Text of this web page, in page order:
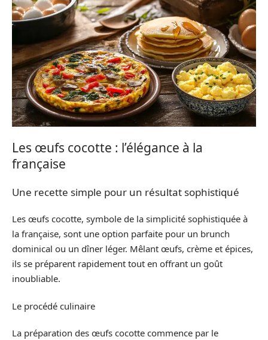
Les œufs cocotte : l’élégance à la
française
Une recette simple pour un résultat sophistiqué
Les œufs cocotte, symbole de la simplicité sophistiquée à
la française, sont une option parfaite pour un brunch
dominical ou un dîner léger. Mêlant œufs, crème et épices,
ils se préparent rapidement tout en offrant un goût
inoubliable.
Le procédé culinaire
La préparation des œufs cocotte commence par le